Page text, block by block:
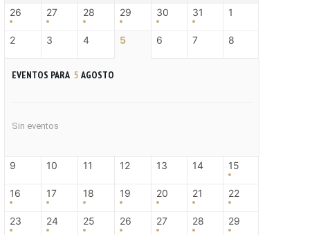
26 27 28 29 30 31 1
2 3 4 5 6 7 8
EVENTOS PARA 5 AGOSTO
Sin eventos
9 10 11 12 13 14 15
16 17 18 19 20 21 22
23 24 25 26 27 28 29